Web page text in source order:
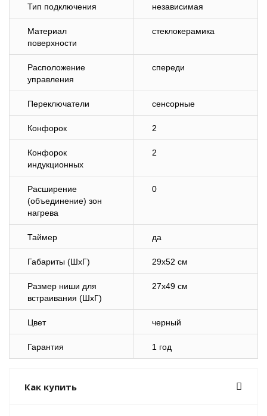
Тип подключения независимая
Материал
поверхности
стеклокерамика
Расположение
управления
спереди
Переключатели сенсорные
Конфорок 2
Конфорок
индукционных
2
Расширение
(объединение) зон
нагрева
0
Таймер да
Габариты (ШхГ) 29х52 см
Размер ниши для
встраивания (ШхГ)
27х49 см
Цвет черный
Гарантия 1 год
Как купить